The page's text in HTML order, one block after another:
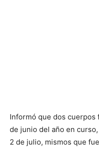
Informó que dos cuerpos
de junio del año en
2 de julio, mismos que